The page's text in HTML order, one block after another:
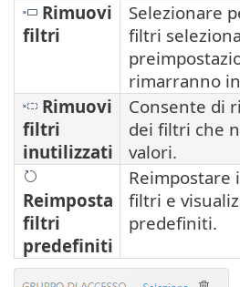
Rimuovi
filtri
Selezionare
filtri
rimarranno
Rimuovi
filtri
inutilizzati
Consente di
dei filtri che
valori.
Reimposta
filtri
predefiniti
Reimpostare
filtri e
predefiniti.